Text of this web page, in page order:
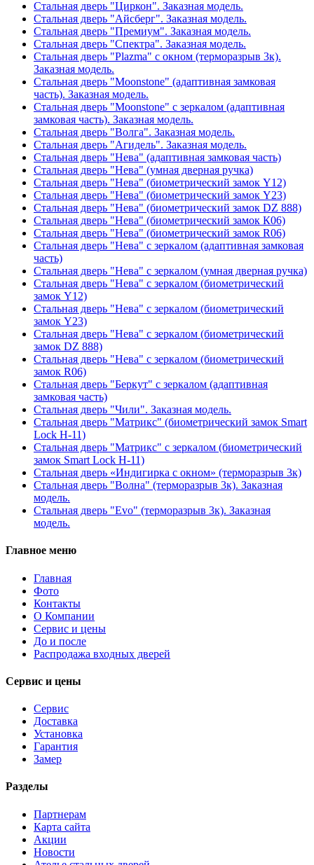
Стальная дверь "Циркон". Заказная модель.
Стальная дверь "Айсберг". Заказная модель.
Стальная дверь "Премиум". Заказная модель.
Стальная дверь "Спектра". Заказная модель.
Стальная дверь "Plazma" с окном (терморазрыв 3к).
Заказная модель.
Стальная дверь "Moonstone" (адаптивная замковая
часть). Заказная модель.
Стальная дверь "Moonstone" с зеркалом (адаптивная
замковая часть). Заказная модель.
Стальная дверь "Волга". Заказная модель.
Стальная дверь "Агидель". Заказная модель.
Стальная дверь "Нева" (адаптивная замковая часть)
Стальная дверь "Нева" (умная дверная ручка)
Стальная дверь "Нева" (биометрический замок Y12)
Стальная дверь "Нева" (биометрический замок Y23)
Стальная дверь "Нева" (биометрический замок DZ 888)
Стальная дверь "Нева" (биометрический замок К06)
Стальная дверь "Нева" (биометрический замок R06)
Стальная дверь "Нева" с зеркалом (адаптивная замковая
часть)
Стальная дверь "Нева" с зеркалом (умная дверная ручка)
Стальная дверь "Нева" с зеркалом (биометрический
замок Y12)
Стальная дверь "Нева" с зеркалом (биометрический
замок Y23)
Стальная дверь "Нева" с зеркалом (биометрический
замок DZ 888)
Стальная дверь "Нева" с зеркалом (биометрический
замок R06)
Стальная дверь "Беркут" с зеркалом (адаптивная
замковая часть)
Стальная дверь "Чили". Заказная модель.
Стальная дверь "Матрикс" (биометрический замок Smart
Lock H-11)
Стальная дверь "Матрикс" с зеркалом (биометрический
замок Smart Lock H-11)
Стальная дверь «Индигирка с окном» (терморазрыв 3к)
Стальная дверь "Волна" (терморазрыв 3к). Заказная
модель.
Стальная дверь "Evo" (терморазрыв 3к). Заказная
модель.
Главное меню
Главная
Фото
Контакты
О Компании
Сервис и цены
До и после
Распродажа входных дверей
Сервис и цены
Сервис
Доставка
Установка
Гарантия
Замер
Разделы
Партнерам
Карта сайта
Акции
Новости